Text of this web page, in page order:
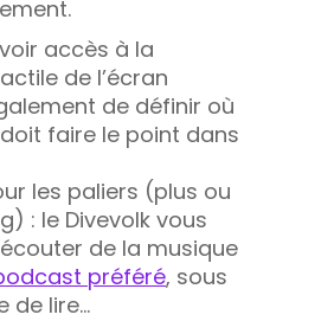
accès à la
de l’écran
de définir où
faire le point dans
les paliers (plus ou
: le Divevolk vous
de la musique
préféré, sous
de lire…